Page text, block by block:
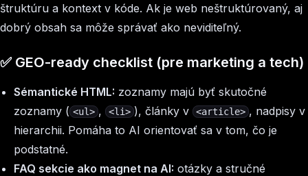
štruktúru a kontext v kóde. Ak je web neštruktúrovaný, aj
dobrý obsah sa môže správať ako neviditeľný.
✅ GEO-ready checklist (pre marketing a tech)
Sémantické HTML: zoznamy majú byť skutočné
zoznamy ( <ul> , <li> ), články v <article> , nadpisy v
hierarchii. Pomáha to AI orientovať sa v tom, čo je
podstatné.
FAQ sekcie ako magnet na AI: otázky a stručné